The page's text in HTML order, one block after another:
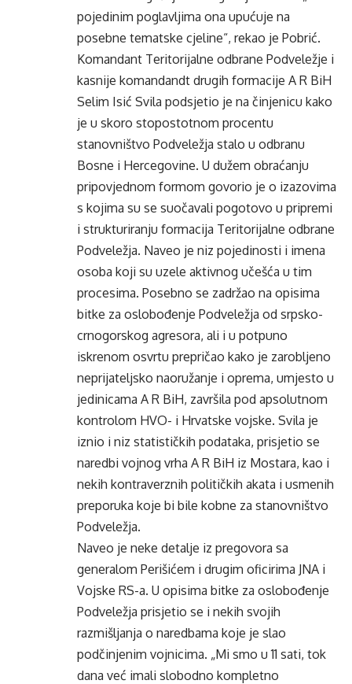
pojedinim poglavljima ona upućuje na
posebne tematske cjeline“, rekao je Pobrić.
Komandant Teritorijalne odbrane Podveležje i
kasnije komandandt drugih formacije A R BiH
Selim Isić Svila podsjetio je na činjenicu kako
je u skoro stopostotnom procentu
stanovništvo Podveležja stalo u odbranu
Bosne i Hercegovine. U dužem obraćanju
pripovjednom formom govorio je o izazovima
s kojima su se suočavali pogotovo u pripremi
i strukturiranju formacija Teritorijalne odbrane
Podveležja. Naveo je niz pojedinosti i imena
osoba koji su uzele aktivnog učešća u tim
procesima. Posebno se zadržao na opisima
bitke za oslobođenje Podveležja od srpsko-
crnogorskog agresora, ali i u potpuno
iskrenom osvrtu prepričao kako je zarobljeno
neprijateljsko naoružanje i oprema, umjesto u
jedinicama A R BiH, završila pod apsolutnom
kontrolom HVO- i Hrvatske vojske. Svila je
iznio i niz statističkih podataka, prisjetio se
naredbi vojnog vrha A R BiH iz Mostara, kao i
nekih kontraverznih političkih akata i usmenih
preporuka koje bi bile kobne za stanovništvo
Podveležja.
Naveo je neke detalje iz pregovora sa
generalom Perišićem i drugim oficirima JNA i
Vojske RS-a. U opisima bitke za oslobođenje
Podveležja prisjetio se i nekih svojih
razmišljanja o naredbama koje je slao
podčinjenim vojnicima. „Mi smo u 11 sati, tok
dana već imali slobodno kompletno